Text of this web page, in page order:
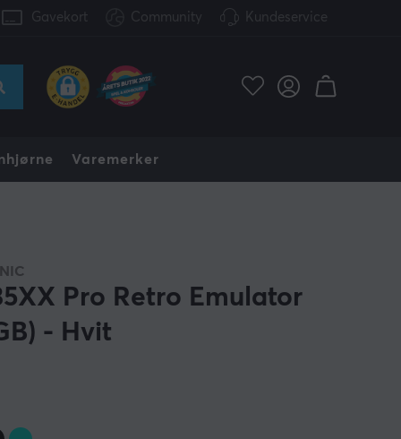
Gavekort Community Kundeservice
Varemerker
Pro Retro Emulator
- Hvit